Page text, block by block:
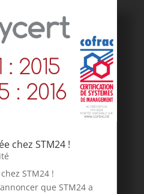
chez STM24 !
STM24 !
que STM24 a